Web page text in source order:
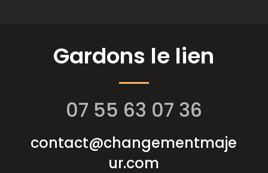
Gardons le lien
07 55 63 07 36
contact@changementmaje
ur.com